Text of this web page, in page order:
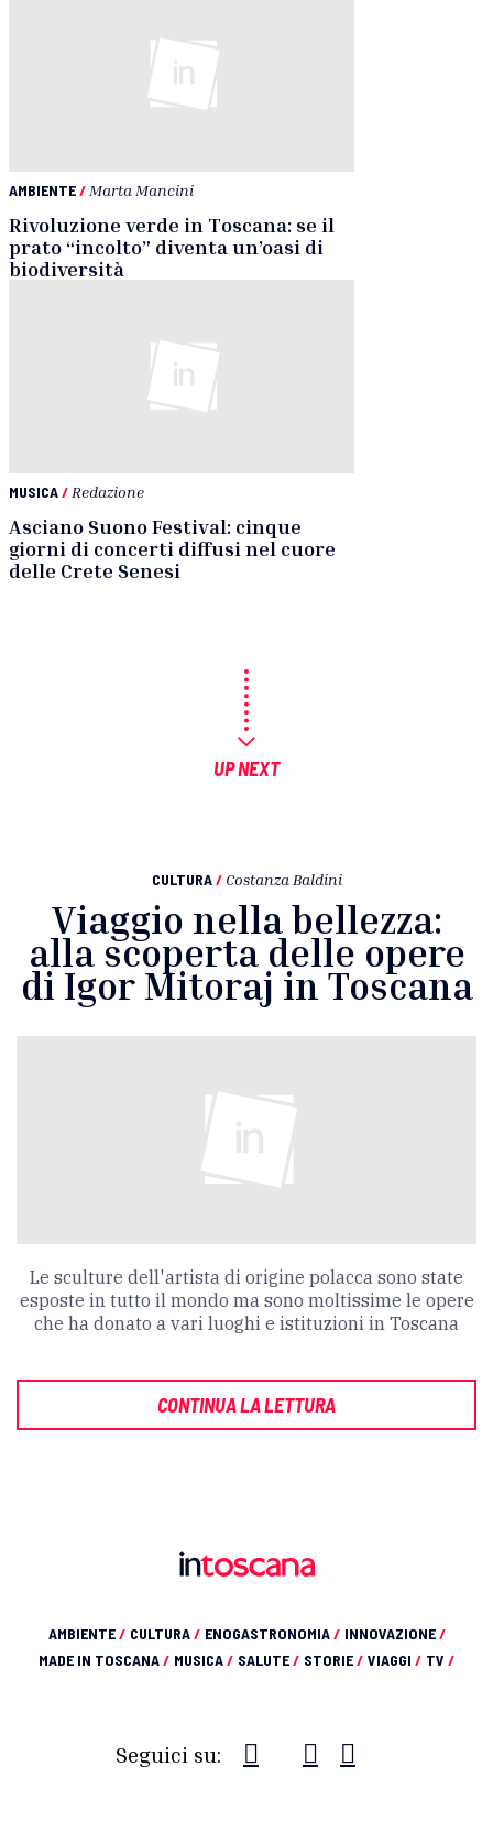
AMBIENTE/ Marta Mancini
Rivoluzione verde in Toscana: se il
prato “incolto” diventa un’oasi di
biodiversità
MUSICA/ Redazione
Asciano Suono Festival: cinque
giorni di concerti diffusi nel cuore
delle Crete Senesi
UP NEXT
CULTURA / Costanza Baldini
Viaggio nella bellezza:
alla scoperta delle opere
di Igor Mitoraj in Toscana
Le sculture dell'artista di origine polacca sono state
esposte in tutto il mondo ma sono moltissime le opere
che ha donato a vari luoghi e istituzioni in Toscana
CONTINUA LA LETTURA
AMBIENTE/ CULTURA/ ENOGASTRONOMIA/ INNOVAZIONE/
MADE IN TOSCANA/ MUSICA/ SALUTE/ STORIE/ VIAGGI / TV /
Seguici su: